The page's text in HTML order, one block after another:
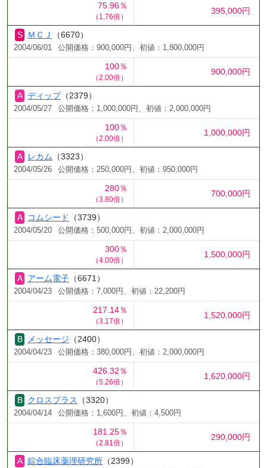
75.96％
（1.76倍）
395,000円
ＭＣＪ （6670）
2004/06/01 公開価格：900,000円、初値：1,800,000円
100％
（2.00倍）
900,000円
ディップ（2379）
2004/05/27 公開価格：1,000,000円、初値：2,000,000円
100％
（2.00倍）
1,000,000円
レカム （3323）
2004/05/26 公開価格：250,000円、初値：950,000円
280％
（3.80倍）
700,000円
コムシード （3739）
2004/05/20 公開価格：500,000円、初値：2,000,000円
300％
（4.00倍）
1,500,000円
アーム電子 （6671）
2004/04/23 公開価格：7,000円、初値：22,200円
217.14％
（3.17倍）
1,520,000円
メッセージ （2400）
2004/04/23 公開価格：380,000円、初値：2,000,000円
426.32％
（5.26倍）
1,620,000円
クロスプラス （3320）
2004/04/14 公開価格：1,600円、初値：4,500円
181.25％
（2.81倍）
290,000円
綜合臨床薬理研究所 （2399）